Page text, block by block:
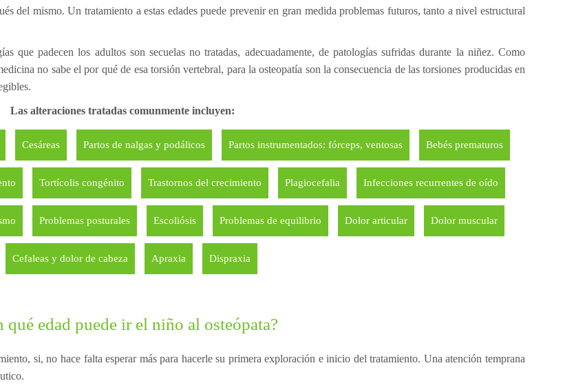
del mismo. Un tratamiento a estas edades puede prevenir en gran medida problemas futuros, tanto a nivel estructural
que padecen los adultos son secuelas no tratadas, adecuadamente, de patologías sufridas durante la niñez. Como
no sabe el por qué de esa torsión vertebral, para la osteopatía son la consecuencia de las torsiones producidas en
Las alteraciones tratadas comunmente incluyen:
Cesáreas Partos de nalgas y podálicos Partos instrumentados: fórceps, ventosas Bebés prematuros
Tortícolis congénito Trastornos del crecimiento Plagiocefalia Infecciones recurrentes de oído
Problemas posturales Escoliósis Problemas de equilibrio Dolor articular Dolor muscular
Cefaleas y dolor de cabeza Apraxia Dispraxia
qué edad puede ir el niño al osteópata?
si, no hace falta esperar más para hacerle su primera exploración e inicio del tratamiento. Una atención temprana